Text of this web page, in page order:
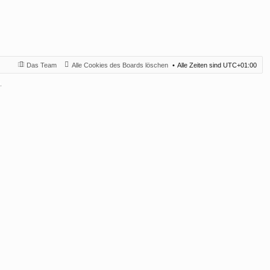
Alle Zeiten sind UTC+01:00
Alle Cookies des Boards löschen
Das Team